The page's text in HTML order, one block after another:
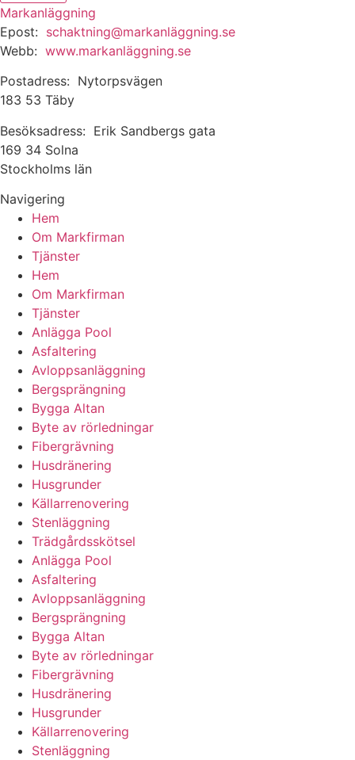
Markanläggning
Epost: schaktning@markanläggning.se
Webb: www.markanläggning.se
Postadress: Nytorpsvägen
183 53 Täby
Besöksadress: Erik Sandbergs gata
169 34 Solna
Stockholms län
Navigering
Hem
Om Markfirman
Tjänster
Hem
Om Markfirman
Tjänster
Anlägga Pool
Asfaltering
Avloppsanläggning
Bergsprängning
Bygga Altan
Byte av rörledningar
Fibergrävning
Husdränering
Husgrunder
Källarrenovering
Stenläggning
Trädgårdsskötsel
Anlägga Pool
Asfaltering
Avloppsanläggning
Bergsprängning
Bygga Altan
Byte av rörledningar
Fibergrävning
Husdränering
Husgrunder
Källarrenovering
Stenläggning